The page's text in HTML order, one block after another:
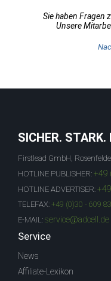
Sie haben Fragen
Unsere
SICHER. STARK.
Firstlead GmbH,
HOTLINE PUBLISHER: +49
HOTLINE ADVERTISER:
TELEFAX: +49 (0)30 - 609
E-MAIL: service@adcell.de
Service
News
Affiliate-Lexikon